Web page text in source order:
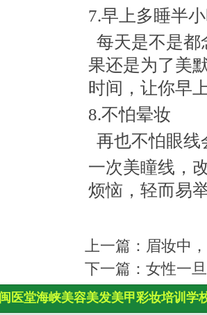
7.早上多睡半
每天是不是都
果还是为了美
时间，让你早
8.不怕晕妆
再也不怕眼线
一次美瞳线，
烦恼，轻而易
上一篇： 眉妆中
下一篇： 女性一
闽医堂海峡美容美发美甲彩妆培训学